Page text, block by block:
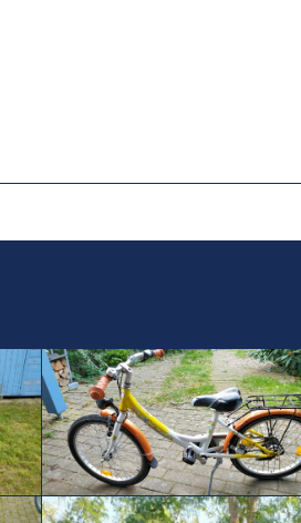
3-Gang-Kinderrad Mädchen 20"